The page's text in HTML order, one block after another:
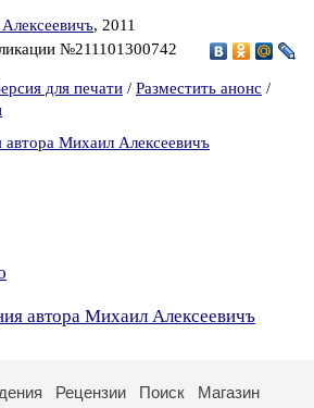
, 2011
№211101300742
для печати / Разместить анонс /
автора Михаил Алексеевичъ
автора Михаил Алексеевичъ
Рецензии Поиск
Магазин